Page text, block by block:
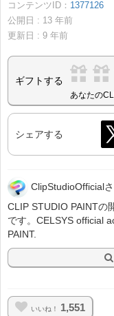
コンテンツID： 1377126
公開日 : 13 年前
更新日 : 9 年前
ギフトする
あなたの
シェアする
ClipStudioOfficial
CLIP STUDIO PAINTの
です。CELSYS official
PAINT.
いいね！ 1,551